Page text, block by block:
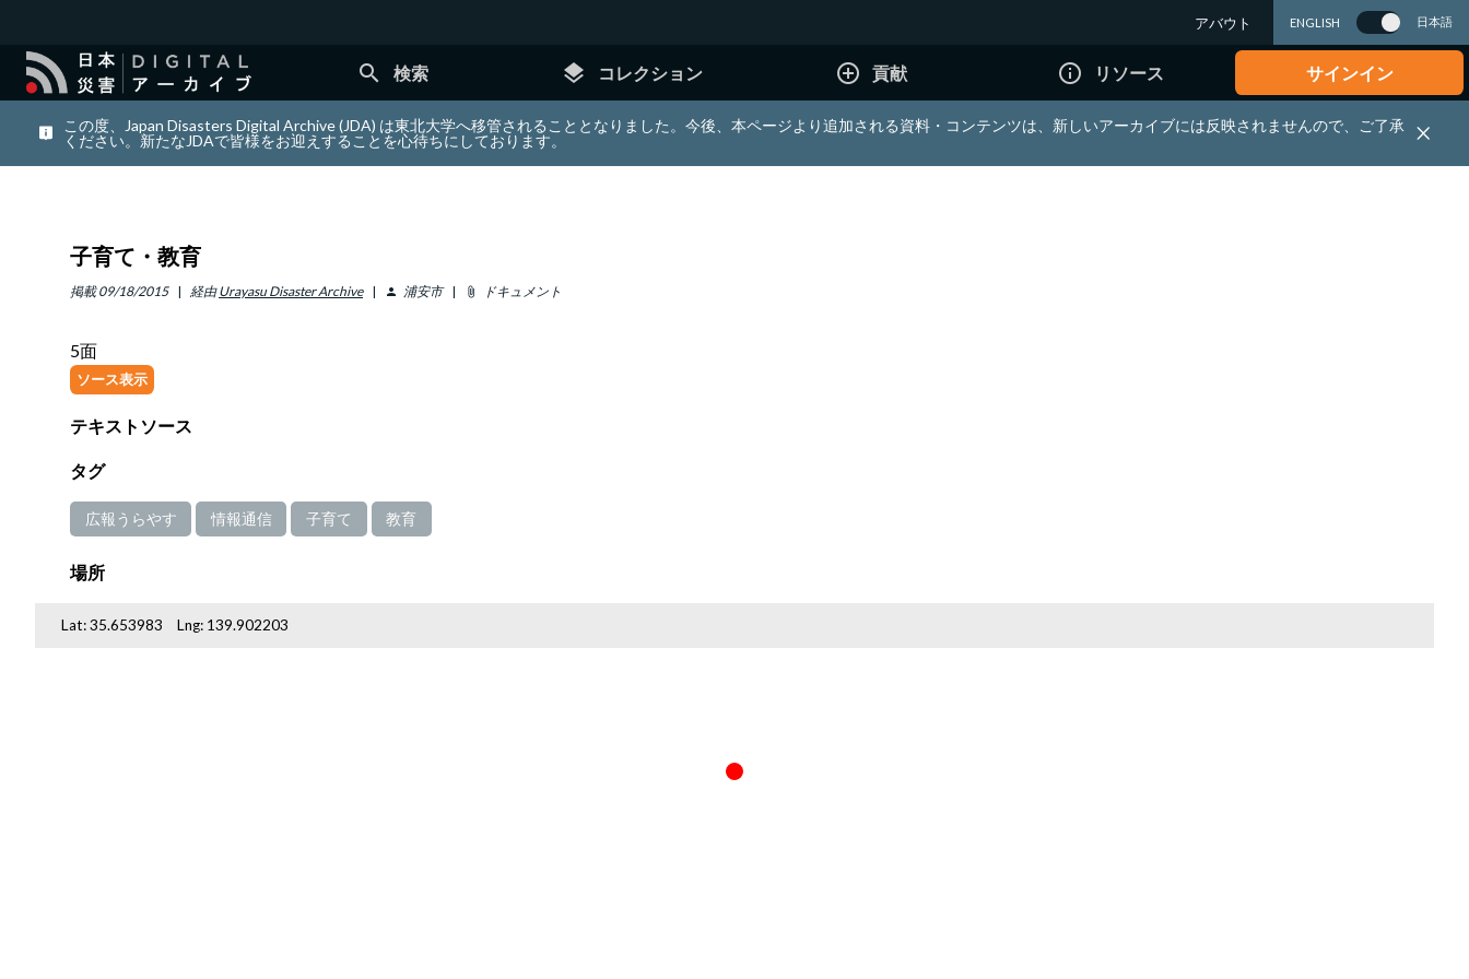
アバウト ENGLISH 日本語
search 検索 layers コレクション add_circle_outline 貢献 info_outline リソース サインイン
この度、Japan Disasters Digital Archive (JDA) は東北大学へ移管されることとなりました。今後、本ページより追加される資料・コンテンツは、新しいアーカイブには反映されませんので、ご了承
ください。新たなJDAで皆様をお迎えすることを心待ちにしております。
子育て・教育
掲載 09/18/2015 経由 Urayasu Disaster Archive person 浦安市 attach_file ドキュメント
5面
ソース表示
テキストソース
タグ
広報うらやす 情報通信 子育て 教育
場所
Lat:35.653983 Lng: 139.902203